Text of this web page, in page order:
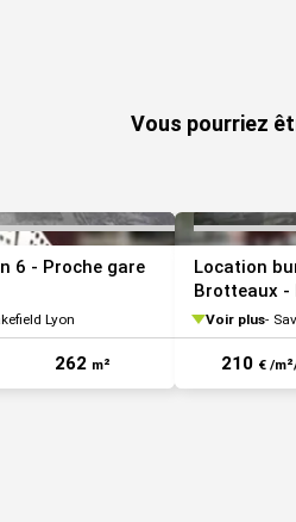
Vous pourriez
6 - Proche gare
Lyon
262 m²
Location
Brotteaux -
Voir plus
210 € /